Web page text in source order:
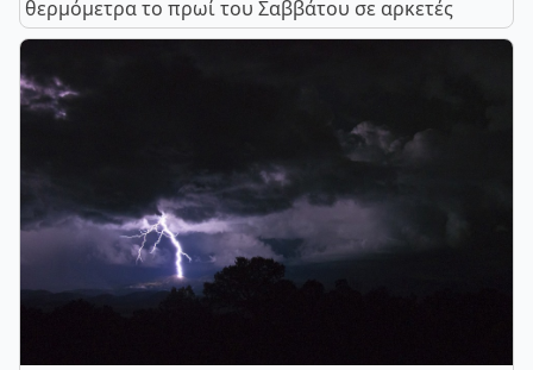
θερμόμετρα το πρωί του Σαββάτου σε αρκετές